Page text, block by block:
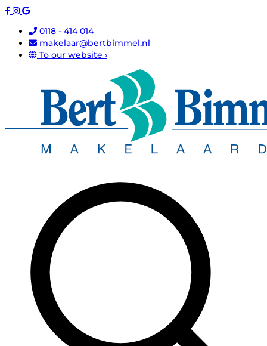
0118 - 414 014
makelaar@bertbimmel.nl
To our website ›